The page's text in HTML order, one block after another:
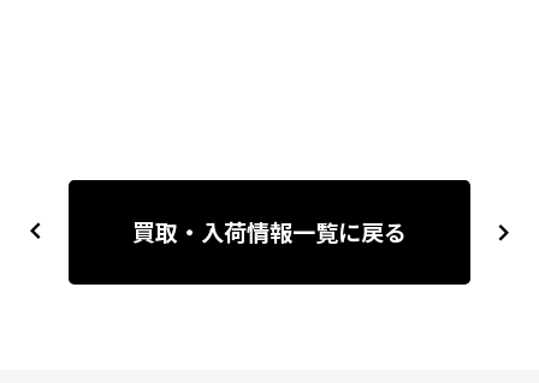
稿
previous next
買取・入荷情報一覧に戻る